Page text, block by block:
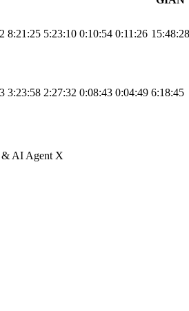
8:21:25 5:23:10 0:10:54 0:11:26 15:48:28
3:23:58 2:27:32 0:08:43 0:04:49 6:18:45
& AI Agent X